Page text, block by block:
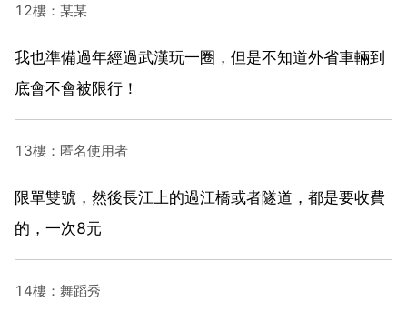
12樓：某某
我也準備過年經過武漢玩一圈，但是不知道外省車輛到
底會不會被限行！
13樓：匿名使用者
限單雙號，然後長江上的過江橋或者隧道，都是要收費
的，一次8元
14樓：舞蹈秀